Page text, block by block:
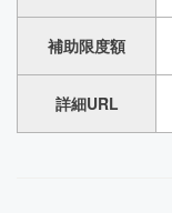
補助限度額
詳細URL